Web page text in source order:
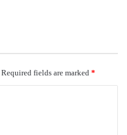
Required fields are marked *